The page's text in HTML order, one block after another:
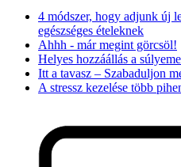
4 módszer, hogy adjunk új
egészséges ételeknek
Ahhh - már megint görcsöl!
Helyes hozzáállás a
Itt a tavasz – Szabaduljon
A stressz kezelése több